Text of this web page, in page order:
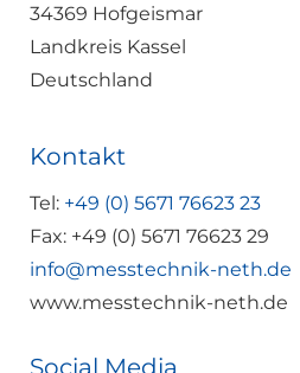
34369 Hofgeismar
Landkreis Kassel
Deutschland
Kontakt
Tel: +49 (0) 5671 76623 23
Fax: +49 (0) 5671 76623 29
info@messtechnik-neth.de
www.messtechnik-neth.de
Social Media